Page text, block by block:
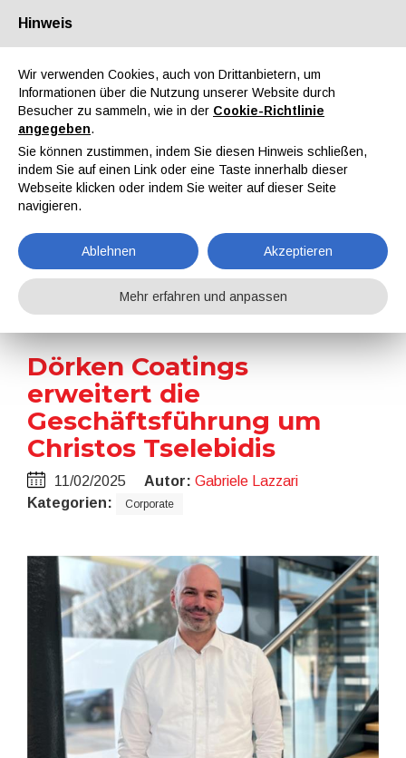
Über uns Partner Kontakt Reservierter Bereich
EN IT DE ES
Nachrichten
Home Nachrichten Dörken Coatings erweitert die Geschäftsführung um Christos Tselebidis
Dörken Coatings
erweitert die
Geschäftsführung um
Christos Tselebidis
11/02/2025 Autor: Gabriele Lazzari
Kategorien:
Corporate
Hinweis
Wir verwenden Cookies, auch von Drittanbietern, um
Informationen über die Nutzung unserer Website durch
Besucher zu sammeln, wie in der Cookie-Richtlinie
angegeben.
Sie können zustimmen, indem Sie diesen Hinweis schließen,
indem Sie auf einen Link oder eine Taste innerhalb dieser
Webseite klicken oder indem Sie weiter auf dieser Seite
navigieren.
Ablehnen Akzeptieren
Mehr erfahren und anpassen